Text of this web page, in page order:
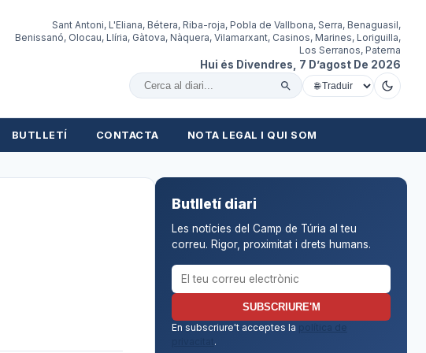
Sant Antoni, L'Eliana, Bétera, Riba-roja, Pobla de Vallbona, Serra, Benaguasil,
Benissanó, Olocau, Llíria, Gàtova, Nàquera, Vilamarxant, Casinos, Marines, Loriguilla,
Los Serranos, Paterna
Hui és Divendres, 7 D’agost De 2026
Cercar al diari
BUTLLETÍ CONTACTA NOTA LEGAL I QUI SOM
Butlletí diari
Les notícies del Camp de Túria al teu
correu. Rigor, proximitat i drets humans.
Correu electrònic per al butlletí
SUBSCRIURE'M
En subscriure't acceptes la
política de
.